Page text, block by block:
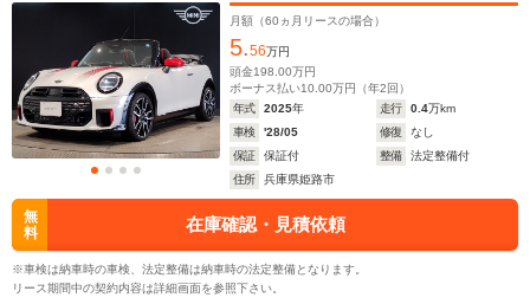
ナー 全方位カメラ アダプティブサスペンション
月額（60 ヵ月リースの場合）
5.56万円
頭金198.00万円
ボーナス払い10.00万円（年2 回）
年式
2025年 走行 0.4万km
車検
'28/05 修復
なし
保証
保証付 整備
法定整備付
住所
兵庫県姫路市
無
料
在庫確認・見積依頼
※車検は納車時の車検、法定整備は納車時の法定整備となります。
リース期間中の契約内容は詳細画面を参照下さい。